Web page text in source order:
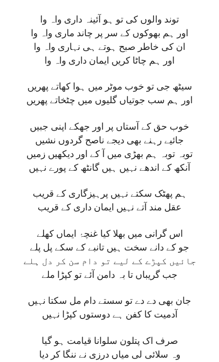
توند والوں کی تو ہو آئینہ داری واہ وا
اور ہم بھوکوں کے سر پر چاند ماری واہ وا
ان کی خاطر صبح ہوتے ہی نہاری واہ وا
اور ہم چاٹا کریں ایمان داری واہ وا
سیٹھ جی تو خوب موٹر میں ہوا کھاتے پھریں
اور ہم سب جوتیاں گلیوں میں چٹخاتے پھریں
خوب حق کے آستاں پر اور جھکے اپنی جبیں
جائیے رہنے بھی دیجے ناصح گردوں نشیں
توبہ توبہ ہم بھڑی میں آ کے اور دیکھیں زمیں
آنکھ کے اندھے نہیں ہیں گانٹھ کے پورے نہیں
ہم پھٹک سکتے نہیں پرہیزگاری کے قریب
عقل مند آتے نہیں ایمان داری کے قریب
اس گرانی میں بھلا کیا غنچۂ ایماں کھلے
جو کے دانے سخت ہیں تانبے کے سکے پل پلے
جائیں کپڑے کے لیے تو دام سن کر دل ہلے
جب گریباں تا بہ دامن آئے تو کپڑا ملے
جان بھی دے دے تو سستے دام مل سکتا نہیں
آدمیت کا کفن ہے دوستوں کپڑا نہیں
صرف اک پتلون سلوانا قیامت ہو گیا
وہ سلائی لی میاں درزی نے ننگا کر دیا